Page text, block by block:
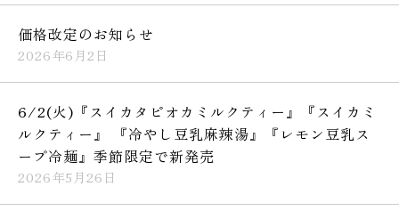
価格改定のお知らせ
2026年6月2日
6/2(火)『スイカタピオカミルクティー』『スイカミ
ルクティー』 『冷やし豆乳麻辣湯』『レモン豆乳ス
ープ冷麺』季節限定で新発売
2026年5月26日